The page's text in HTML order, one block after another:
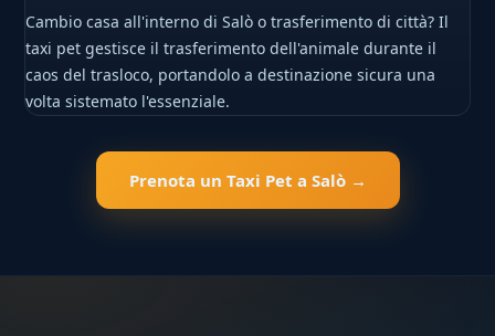
Cambio casa all'interno di Salò o trasferimento di città? Il
taxi pet gestisce il trasferimento dell'animale durante il
caos del trasloco, portandolo a destinazione sicura una
volta sistemato l'essenziale.
Prenota un Taxi Pet a Salò →